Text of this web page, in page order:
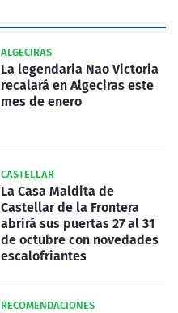
ALGECIRAS
La legendaria Nao Victoria
recalará en Algeciras este
mes de enero
CASTELLAR
La Casa Maldita de
Castellar de la Frontera
abrirá sus puertas 27 al 31
de octubre con novedades
escalofriantes
RECOMENDACIONES